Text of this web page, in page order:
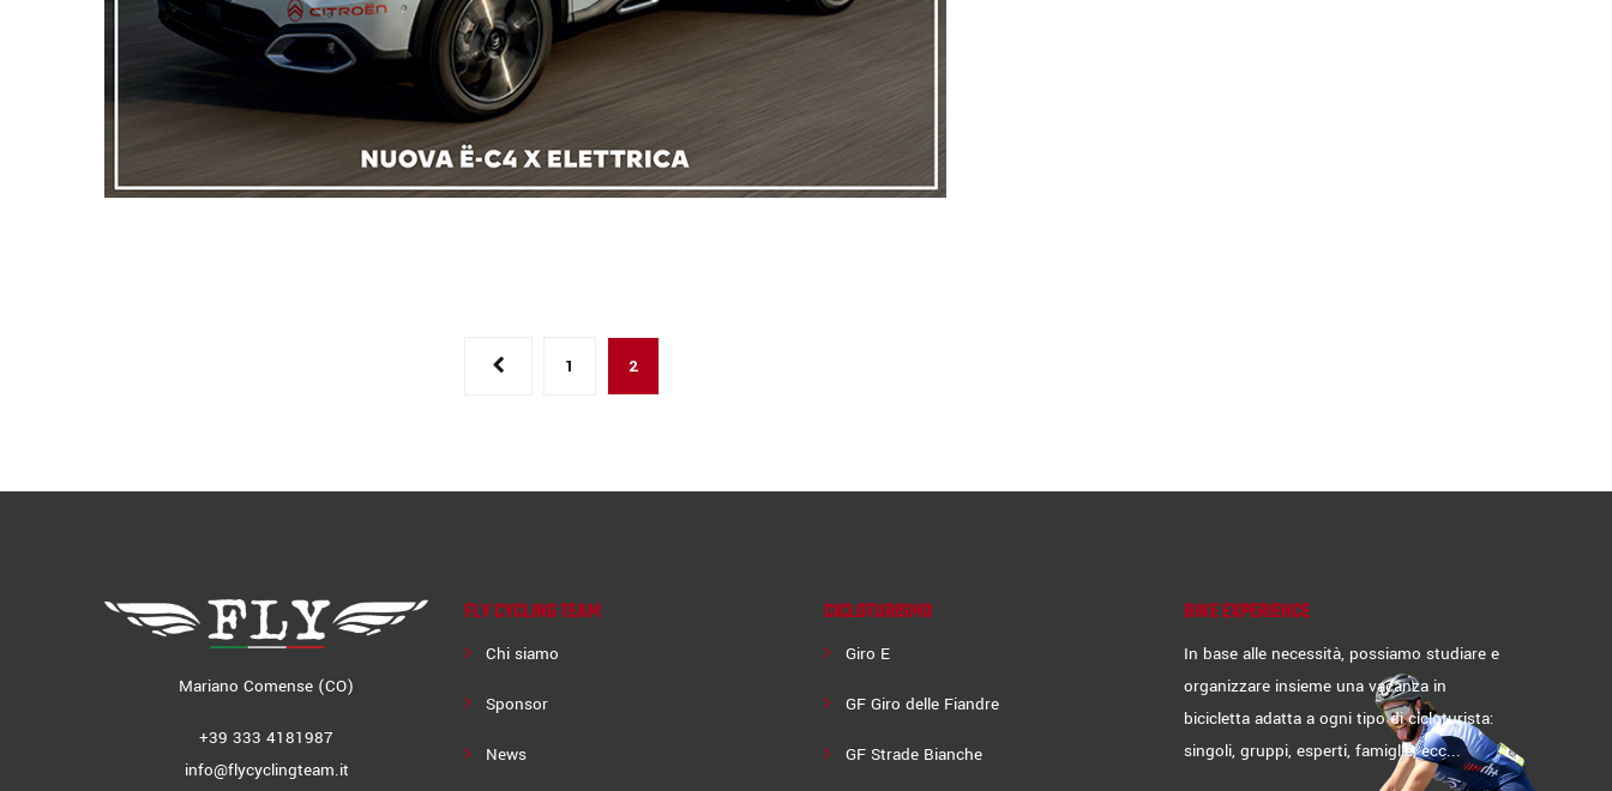
1 2
Mariano Comense (CO)
+39 333 4181987
info@flycyclingteam.it
FLY CYCLING TEAM
Chi siamo
Sponsor
News
CICLOTURISMO
Giro E
GF Giro delle Fiandre
GF Strade Bianche
BIKE EXPERIENCE
In base alle necessità, possiamo studiare e
organizzare insieme una vacanza in
bicicletta adatta a ogni tipo di cicloturista:
singoli, gruppi, esperti, famiglie, ecc...